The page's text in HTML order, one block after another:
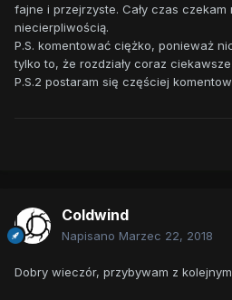
fajne i przejrzyste. Cały czas czekam
niecierpliwością.
P.S. komentować ciężko, ponieważ
tylko to, że rozdziały coraz
P.S.2 postaram się częściej
Coldwind
Napisano Marzec 22, 2018
Dobry wieczór, przybywam z kolejnym